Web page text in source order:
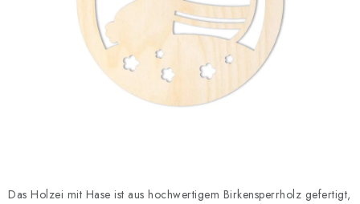
Datenschutzerklärung
Impressum
Das Holzei mit Hase ist aus hochwertigem Birkensperrholz gefertigt,